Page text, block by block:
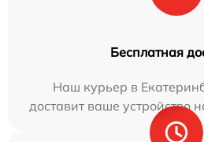
Бесплатная
Наш курьер в
доставит ваше устройство